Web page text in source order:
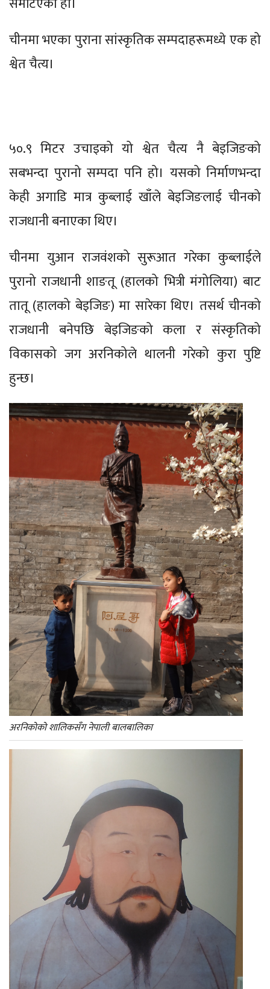
चीनमा भएका पुराना सांस्कृतिक सम्पदाहरूमध्ये एक हो
श्वेत चैत्य।
५०.९ मिटर उचाइको यो श्वेत चैत्य नै बेइजिङको
सबभन्दा पुरानो सम्पदा पनि हो। यसको निर्माणभन्दा
केही अगाडि मात्र कुब्लाई खाँले बेइजिङलाई चीनको
राजधानी बनाएका थिए।
चीनमा युआन राजवंशको सुरूआत गरेका कुब्लाईले
पुरानो राजधानी शाङतू (हालको भित्री मंगोलिया) बाट
तातू (हालको बेइजिङ) मा सारेका थिए। तसर्थ चीनको
राजधानी बनेपछि बेइजिङको कला र संस्कृतिको
विकासको जग अरनिकोले थालनी गरेको कुरा पुष्टि
हुन्छ।
अरनिकोको शालिकसँग नेपाली बालबालिका